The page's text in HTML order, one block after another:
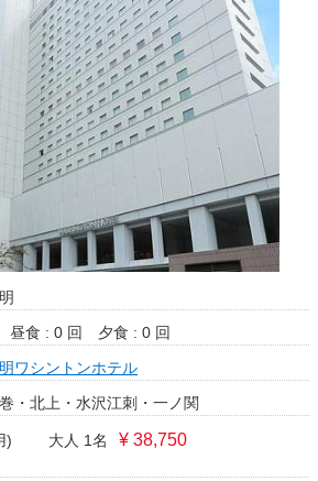
昼食 : 0 回
夕食 : 0 回
ワシントンホテル
・北上・水沢江刺・一ノ関
) 大人 1名 ¥ 38,750